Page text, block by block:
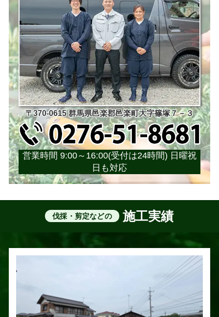
〒370-0615 群馬県邑楽郡邑楽町大字篠塚７－３
営業時間 9:00～16:00(受付は24時間) 日曜祝
日も対応
伐採・剪定などの 施工実績